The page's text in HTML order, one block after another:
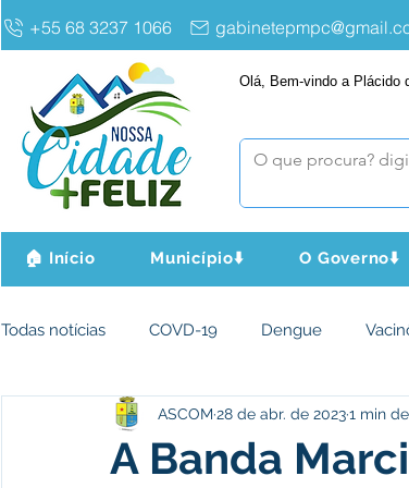
+55 68 3237 1066
Olá, Bem-vindo a Plácido
🏠 Início Município⬇️ O Governo⬇️
Todas notícias COVD-19 Dengue
Infraestrutura e Obras Agricultura e Meio
A Banda
ASCOM 28 de abr. de 20231 min